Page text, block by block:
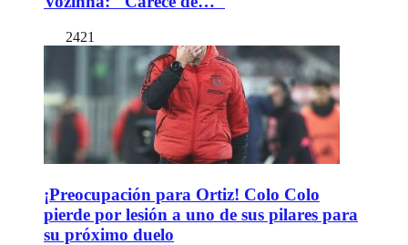
2421
¡Preocupación para Ortiz! Colo Colo
pierde por lesión a uno de sus pilares para
su próximo duelo